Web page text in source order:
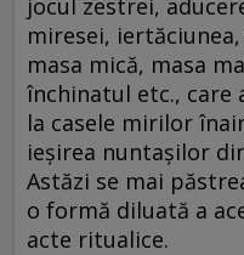
jocul zestrei,
miresei,
masa mică, masa
închinatul etc., care
la casele mirilor
ieșirea nuntașilor
Astăzi se mai
o formă diluată a
acte ritualice.